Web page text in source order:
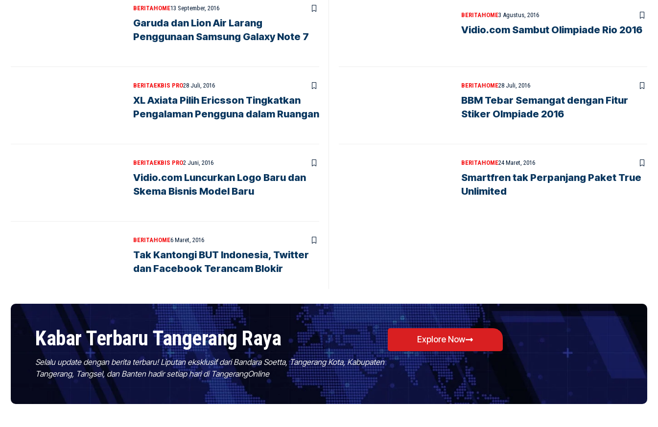
BERITAHOME13 September, 2016
Garuda dan Lion Air Larang
Penggunaan Samsung Galaxy Note 7
BERITAHOME3 Agustus, 2016
Vidio.com Sambut Olimpiade Rio 2016
BERITAEKBIS PRO28 Juli, 2016
XL Axiata Pilih Ericsson Tingkatkan
Pengalaman Pengguna dalam Ruangan
BERITAHOME28 Juli, 2016
BBM Tebar Semangat dengan Fitur
Stiker Olmpiade 2016
BERITAEKBIS PRO2 Juni, 2016
Vidio.com Luncurkan Logo Baru dan
Skema Bisnis Model Baru
BERITAHOME24 Maret, 2016
Smartfren tak Perpanjang Paket True
Unlimited
BERITAHOME6 Maret, 2016
Tak Kantongi BUT Indonesia, Twitter
dan Facebook Terancam Blokir
Kabar Terbaru Tangerang Raya
Selalu update dengan berita terbaru! Liputan eksklusif dari Bandara Soetta, Tangerang Kota, Kabupaten
Tangerang, Tangsel, dan Banten hadir setiap hari di TangerangOnline
Explore Now